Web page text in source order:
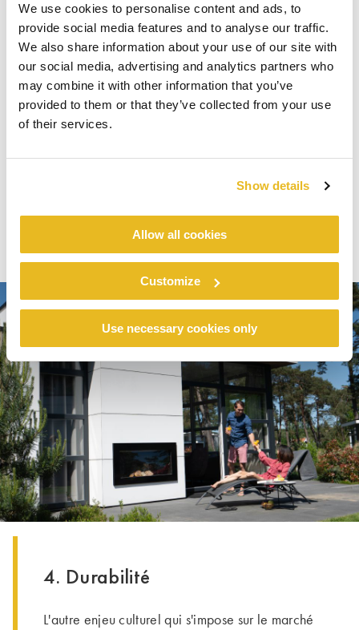
We use cookies to personalise content and ads, to
provide social media features and to analyse our traffic.
We also share information about your use of our site with
our social media, advertising and analytics partners who
may combine it with other information that you’ve
provided to them or that they’ve collected from your use
of their services.
Show details
Allow all cookies
Customize
Use necessary cookies only
Laurence Llewelyn-Bowen a déclaré à
EuroNews : « Les gens socialisent moins, les
gens restent à la maison et ils restent à la maison
dans ces environnements très confortables,
réconfortants et très domestiques. » Il pense que
les années à venir verront une tendance au
extérieur.
4. Durabilité
L'autre enjeu culturel qui s'impose sur le marché